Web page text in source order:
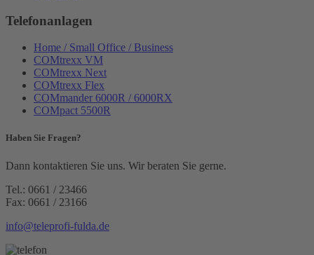
Telefonanlagen
Home / Small Office / Business
COMtrexx VM
COMtrexx Next
COMtrexx Flex
COMmander 6000R / 6000RX
COMpact 5500R
Haben Sie Fragen?
Dann kontaktieren Sie uns. Wir beraten Sie gerne.
Tel.: 0661 / 23466
Fax: 0661 / 23166
info@teleprofi-fulda.de